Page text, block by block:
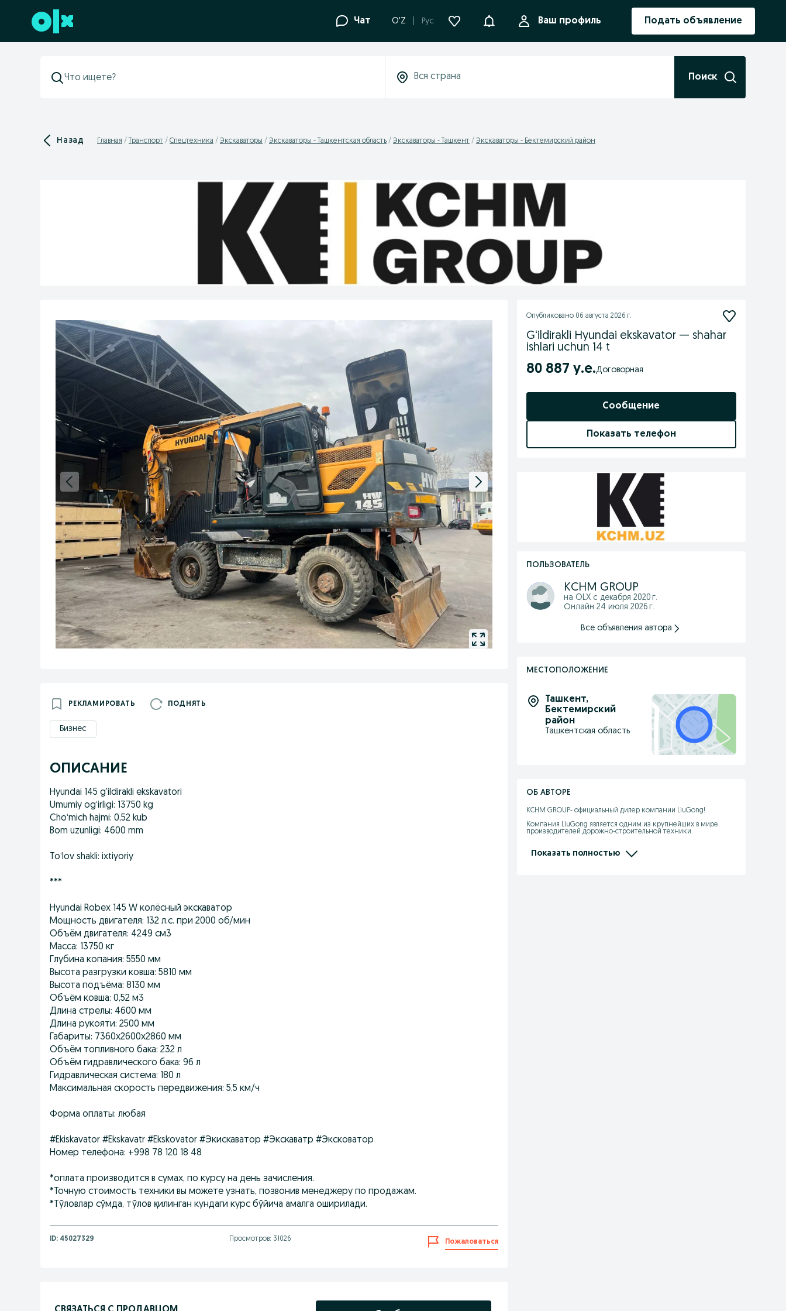
Перейти к нижнему колонтитулу Чат O'Z Рус УведомленияВаш профиль Подать объявление
Поиск
Назад Главная Транспорт Спецтехника Экскаваторы Экскаваторы - Ташкентская область Экскаваторы - Ташкент Экскаваторы - Бектемирский район
РЕКЛАМИРОВАТЬ ПОДНЯТЬ
Бизнес
ОПИСАНИЕ
Hyundai 145 g'ildirakli ekskavatori
Umumiy og‘irligi: 13750 kg
Cho‘mich hajmi: 0,52 kub
Bom uzunligi: 4600 mm
To‘lov shakli: ixtiyoriy
***
Hyundai Robex 145 W колёсный экскаватор
Мощность двигателя: 132 л.с. при 2000 об/мин
Объём двигателя: 4249 см3
Масса: 13750 кг
Глубина копания: 5550 мм
Высота разгрузки ковша: 5810 мм
Высота подъёма: 8130 мм
Объём ковша: 0,52 м3
Длина стрелы: 4600 мм
Длина рукояти: 2500 мм
Габариты: 7360х2600х2860 мм
Объём топливного бака: 232 л
Объём гидравлического бака: 96 л
Гидравлическая система: 180 л
Максимальная скорость передвижения: 5,5 км/ч
Форма оплаты: любая
#Ekiskavator #Ekskavatr #Ekskovator #Экискаватор #Экскаватр #Эксковатор
Номер телефона: +998 78 120 18 48
*оплата производится в сумах, по курсу на день зачисления.
*Точную стоимость техники вы можете узнать, позвонив менеджеру по продажам.
*Тўловлар сўмда, тўлов қилинган кундаги курс бўйича амалга оширилади.
ID: 45027329 Просмотров: 31026 Пожаловаться
Опубликовано 06 августа 2026 г.
G‘ildirakli Hyundai ekskavator — shahar
ishlari uchun 14 t
80 887 у.е. Договорная
Сообщение
Показать телефон
ПОЛЬЗОВАТЕЛЬ
KCHM GROUP
на OLX с декабря 2020 г.
Онлайн 24 июля 2026 г.
Все объявления автора
МЕСТОПОЛОЖЕНИЕ
Ташкент,
Бектемирский
район
Ташкентская область
ОБ АВТОРЕ
KCHM GROUP- официальный дилер компании LiuGong!
Компания LiuGong является одним из крупнейших в мире
производителей дорожно-строительной техники.
- гарантия до 2х лет
- продажа, запчасти, выездной сервис
Показать полностью